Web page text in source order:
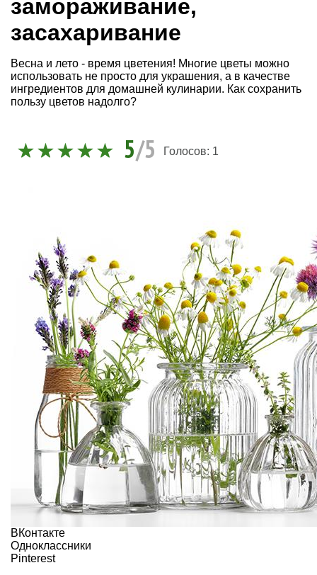
замораживание,
засахаривание
Весна и лето - время цветения! Многие цветы можно
использовать не просто для украшения, а в качестве
ингредиентов для домашней кулинарии. Как сохранить
пользу цветов надолго?
5/5 Голосов: 1
ВКонтакте
Одноклассники
Pinterest